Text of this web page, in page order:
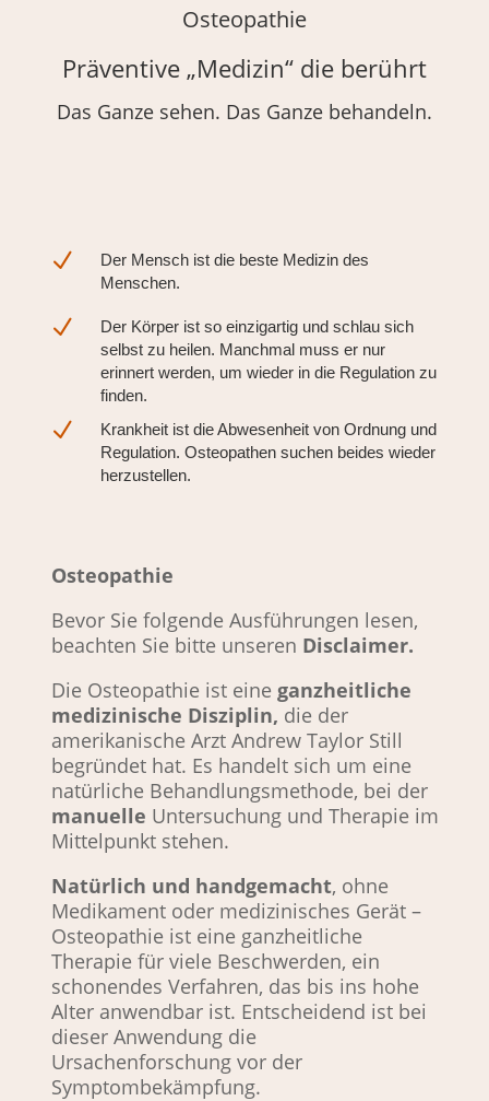
Osteopathie
Präventive „Medizin“ die berührt
Das Ganze sehen. Das Ganze behandeln.
N
Der Mensch ist die beste Medizin des
Menschen.
N
Der Körper ist so einzigartig und schlau sich
selbst zu heilen. Manchmal muss er nur
erinnert werden, um wieder in die Regulation zu
finden.
N
Krankheit ist die Abwesenheit von Ordnung und
Regulation. Osteopathen suchen beides wieder
herzustellen.
Osteopathie
Bevor Sie folgende Ausführungen lesen,
beachten Sie bitte unseren Disclaimer.
Die Osteopathie ist eine ganzheitliche
medizinische Disziplin, die der
amerikanische Arzt Andrew Taylor Still
begründet hat. Es handelt sich um eine
natürliche Behandlungsmethode, bei der
manuelle Untersuchung und Therapie im
Mittelpunkt stehen.
Natürlich und handgemacht, ohne
Medikament oder medizinisches Gerät –
Osteopathie ist eine ganzheitliche
Therapie für viele Beschwerden, ein
schonendes Verfahren, das bis ins hohe
Alter anwendbar ist. Entscheidend ist bei
dieser Anwendung die
Ursachenforschung vor der
Symptombekämpfung.